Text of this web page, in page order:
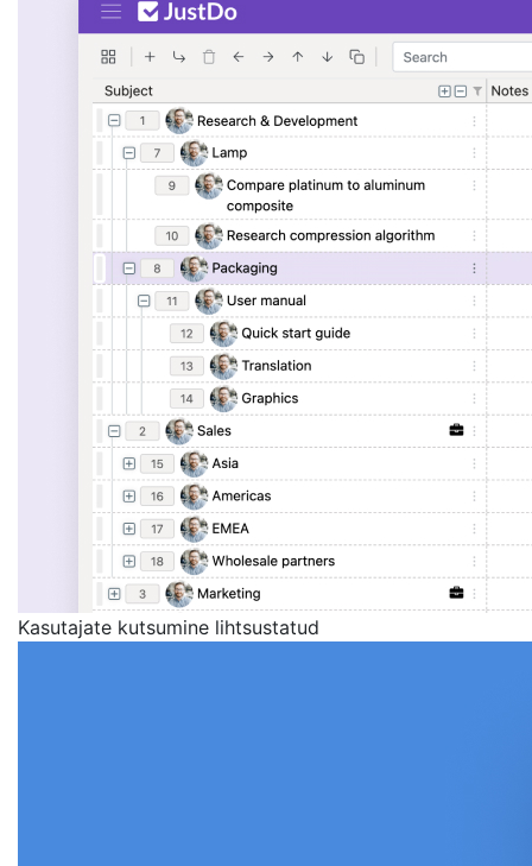
Kasutajate kutsumine lihtsustatud